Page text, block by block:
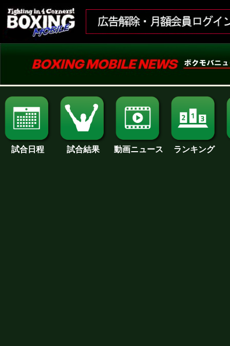
試合日程 試合結果 動画ニュース ランキング